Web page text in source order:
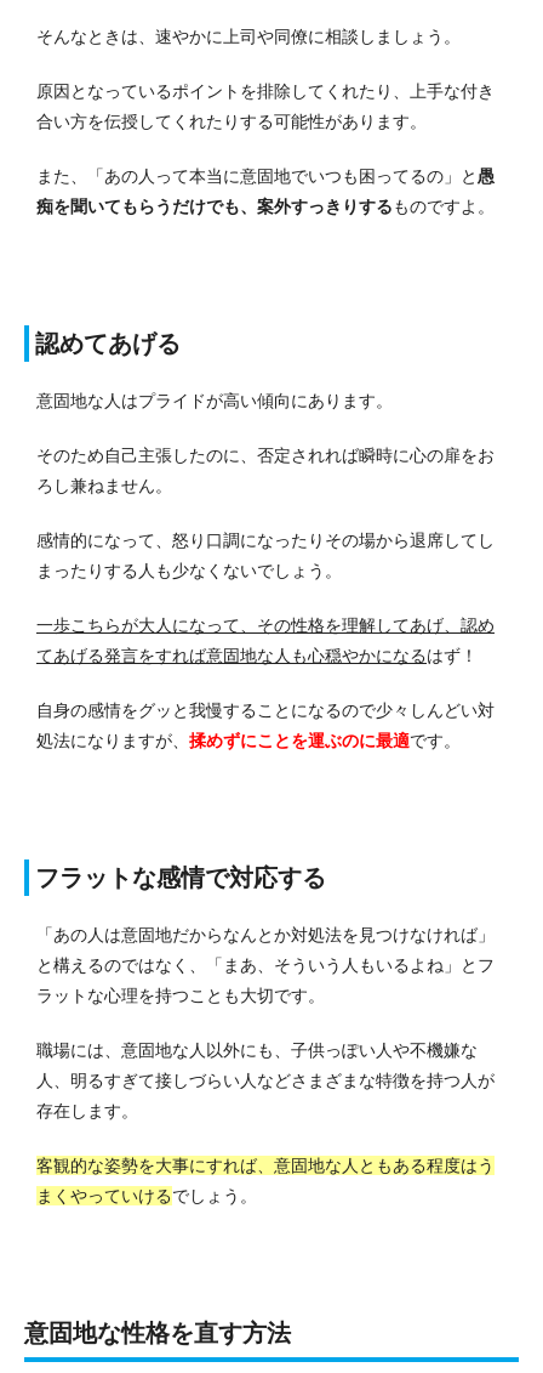
そんなときは、速やかに上司や同僚に相談しましょう。
原因となっているポイントを排除してくれたり、上手な付き
合い方を伝授してくれたりする可能性があります。
また、「あの人って本当に意固地でいつも困ってるの」と愚
痴を聞いてもらうだけでも、案外すっきりするものですよ。
認めてあげる
意固地な人はプライドが高い傾向にあります。
そのため自己主張したのに、否定されれば瞬時に心の扉をお
ろし兼ねません。
感情的になって、怒り口調になったりその場から退席してし
まったりする人も少なくないでしょう。
一歩こちらが大人になって、その性格を理解してあげ、認め
てあげる発言をすれば意固地な人も心穏やかになるはず！
自身の感情をグッと我慢することになるので少々しんどい対
処法になりますが、 揉めずにことを運ぶのに最適です。
フラットな感情で対応する
「あの人は意固地だからなんとか対処法を見つけなければ」
と構えるのではなく、「まあ、そういう人もいるよね」とフ
ラットな心理を持つことも大切です。
職場には、意固地な人以外にも、子供っぽい人や不機嫌な
人、明るすぎて接しづらい人などさまざまな特徴を持つ人が
存在します。
客観的な姿勢を大事にすれば、意固地な人ともある程度はう
まくやっていけるでしょう。
意固地な性格を直す方法